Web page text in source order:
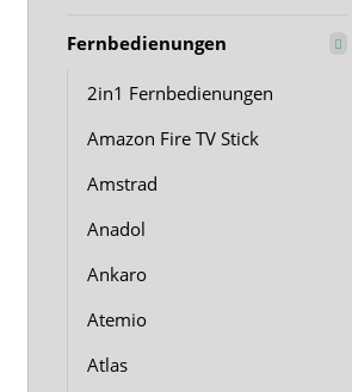
Fernbedienungen
2in1 Fernbedienungen
Amazon Fire TV Stick
Amstrad
Anadol
Ankaro
Atemio
Atlas